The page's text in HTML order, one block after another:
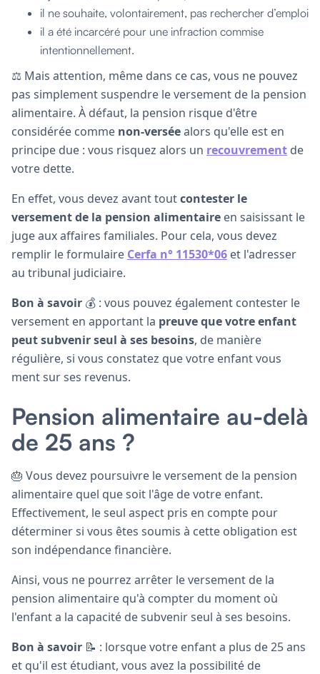
il ne souhaite, volontairement, pas rechercher d’emploi
il a été incarcéré pour une infraction commise
intentionnellement.
⚖️ Mais attention, même dans ce cas, vous ne pouvez
pas simplement suspendre le versement de la pension
alimentaire. À défaut, la pension risque d'être
considérée comme non-verséealors qu'elle est en
principe due : vous risquez alors un recouvrement de
votre dette.
En effet, vous devez avant toutcontester le
versement de la pension alimentaire en saisissant le
juge aux affaires familiales. Pour cela, vous devez
remplir le formulaire Cerfa n° 11530*06 et l'adresser
au tribunal judiciaire.
Bon à savoir 💰 : vous pouvez également contester le
versement en apportant la preuve que votre enfant
peut subvenir seul à ses besoins, de manière
régulière, si vous constatez que votre enfant vous
ment sur ses revenus.
Pension alimentaire au-delà
de 25 ans ?
🎂 Vous devez poursuivre le versement de la pension
alimentaire quel que soit l'âge de votre enfant.
Effectivement, le seul aspect pris en compte pour
déterminer si vous êtes soumis à cette obligation est
son indépendance financière.
Ainsi, vous ne pourrez arrêter le versement de la
pension alimentaire qu'à compter du moment où
l'enfant a la capacité de subvenir seul à ses besoins.
Bon à savoir 📝 : lorsque votre enfant a plus de 25 ans
et qu'il est étudiant, vous avez la possibilité de